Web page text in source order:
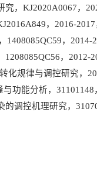
究，KJ2020A0067，
， 2016-2017
1408085QC59， 2014-
1208085QC56， 2012-
化规律与调控研究，
与功能分析，31101148
的调控机理研究，